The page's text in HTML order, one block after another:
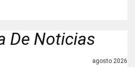
De Noticias
agosto 2026